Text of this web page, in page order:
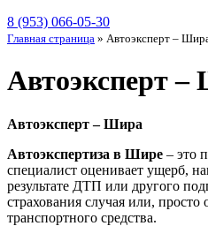
8 (953) 066-05-30
Главная страница » Автоэксперт –
Автоэксперт
Автоэксперт – Шира
Автоэкспертиза в Шире – это
специалист оценивает ущерб,
результате ДТП или другого
страхования случая или, просто
транспортного средства.